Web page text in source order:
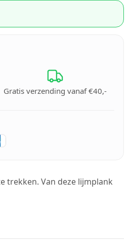
Gratis verzending vanaf €40,-
trekken. Van deze lijmplank